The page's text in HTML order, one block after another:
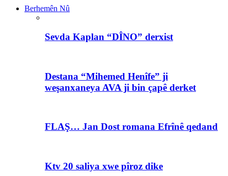
Berhemên Nû
Sevda Kaplan “DÎNO” derxist
Destana “Mihemed Henîfe” ji
weşanxaneya AVA ji bin çapê derket
FLAŞ… Jan Dost romana Efrînê qedand
Ktv 20 saliya xwe pîroz dike